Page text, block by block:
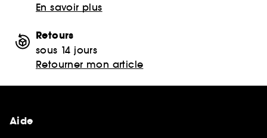
En savoir plus
Retours
sous 14 jours
Retourner mon article
Aide